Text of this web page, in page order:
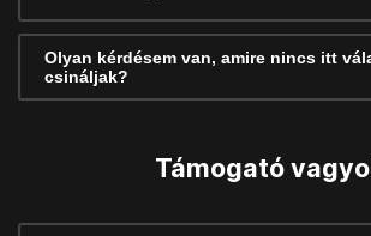
Olyan kérdésem van, amire nincs itt
csináljak?
Támogató